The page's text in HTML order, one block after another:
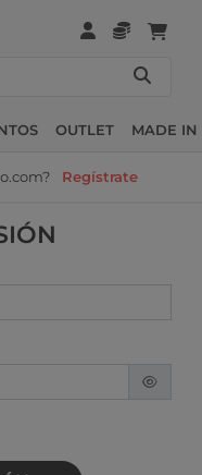
OUTLET MADE IN
Regístrate